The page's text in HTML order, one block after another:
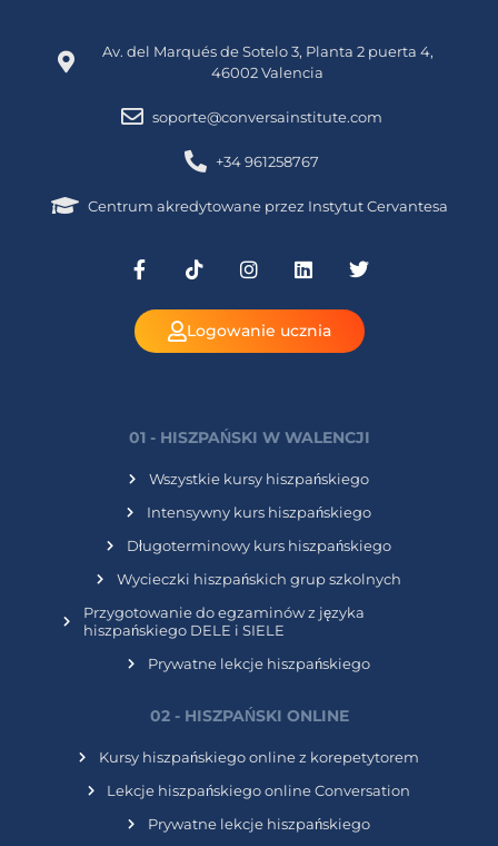
Av. del Marqués de Sotelo 3, Planta 2 puerta 4,
46002 Valencia
soporte@conversainstitute.com
+34 961258767
Centrum akredytowane przez Instytut Cervantesa
Logowanie ucznia
01 - HISZPAŃSKI W WALENCJI
Wszystkie kursy hiszpańskiego
Intensywny kurs hiszpańskiego
Długoterminowy kurs hiszpańskiego
Wycieczki hiszpańskich grup szkolnych
Przygotowanie do egzaminów z języka
hiszpańskiego DELE i SIELE
Prywatne lekcje hiszpańskiego
02 - HISZPAŃSKI ONLINE
Kursy hiszpańskiego online z korepetytorem
Lekcje hiszpańskiego online Conversation
Prywatne lekcje hiszpańskiego